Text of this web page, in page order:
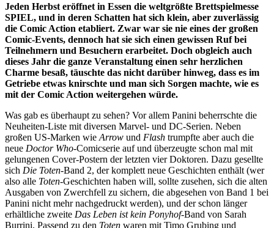
Jeden Herbst eröffnet in Essen die weltgrößte Brettspielmesse
SPIEL, und in deren Schatten hat sich klein, aber zuverlässig
die Comic Action etabliert. Zwar war sie nie eines der großen
Comic-Events, dennoch hat sie sich einen gewissen Ruf bei
Teilnehmern und Besuchern erarbeitet. Doch obgleich auch
dieses Jahr die ganze Veranstaltung einen sehr herzlichen
Charme besaß, täuschte das nicht darüber hinweg, dass es im
Getriebe etwas knirschte und man sich Sorgen machte, wie es
mit der Comic Action weitergehen würde.
Was gab es überhaupt zu sehen? Vor allem Panini beherrschte die
Neuheiten-Liste mit diversen Marvel- und DC-Serien. Neben
großen US-Marken wie Arrow und Flash trumpfte aber auch die
neue Doctor Who-Comicserie auf und überzeugte schon mal mit
gelungenen Cover-Postern der letzten vier Doktoren. Dazu gesellte
sich Die Toten-Band 2, der komplett neue Geschichten enthält (wer
also alle Toten-Geschichten haben will, sollte zusehen, sich die alten
Ausgaben von Zwerchfell zu sichern, die abgesehen von Band 1 bei
Panini nicht mehr nachgedruckt werden), und der schon länger
erhältliche zweite Das Leben ist kein Ponyhof-Band von Sarah
Burrini. Passend zu den Toten waren mit Timo Grubing und